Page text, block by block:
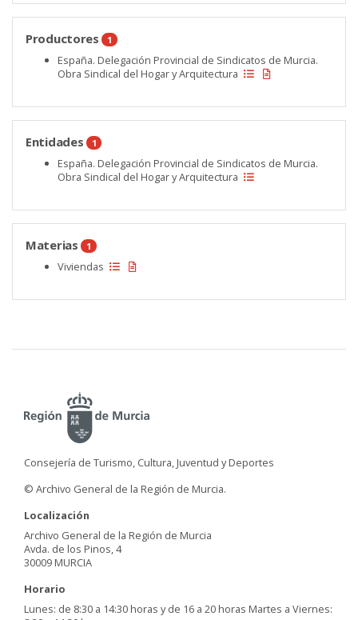
Productores 1
España. Delegación Provincial de Sindicatos de Murcia.
Obra Sindical del Hogar y Arquitectura
Entidades 1
España. Delegación Provincial de Sindicatos de Murcia.
Obra Sindical del Hogar y Arquitectura
Materias 1
Viviendas
Consejería de Turismo, Cultura, Juventud y Deportes
© Archivo General de la Región de Murcia.
Localización
Archivo General de la Región de Murcia
Avda. de los Pinos, 4
30009 MURCIA
Horario
Lunes: de 8:30 a 14:30 horas y de 16 a 20 horas Martes a Viernes: